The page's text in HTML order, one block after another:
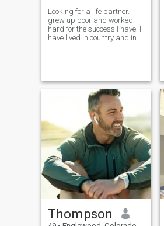
Looking for a life partner. I
grew up poor and worked
hard for the success I have. I
have lived in country and in
me. I do like to live and travel
Thompson